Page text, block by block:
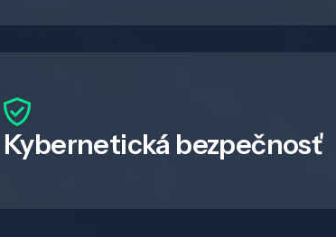
Kybernetická bezpečnosť